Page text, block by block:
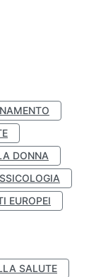
DONNA
EUROPEI
SALUTE